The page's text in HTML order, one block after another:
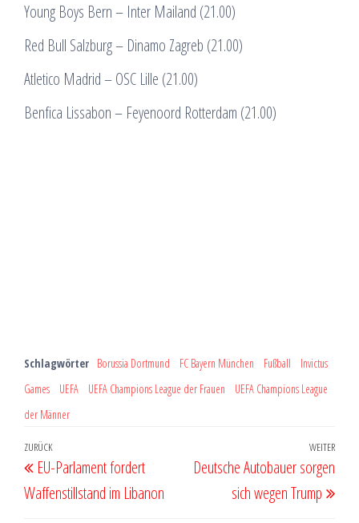
Young Boys Bern – Inter Mailand (21.00)
Red Bull Salzburg – Dinamo Zagreb (21.00)
Atletico Madrid – OSC Lille (21.00)
Benfica Lissabon – Feyenoord Rotterdam (21.00)
Schlagwörter Borussia Dortmund FC Bayern München Fußball
Invictus
Games
UEFA UEFA Champions League der Frauen
UEFA Champions League
der Männer
Beitragsnavigation
Vorheriger
Beitrag
ZURÜCK
EU-Parlament fordert
Waffenstillstand im Libanon
WEITER
Deutsche Autobauer sorgen
sich wegen Trump